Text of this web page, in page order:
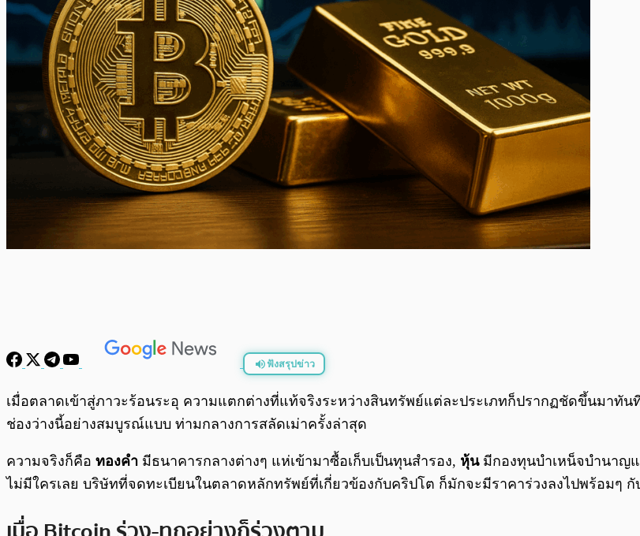
ฟังสรุปข่าว
พร้อมเล่น
เมื่อตลาดเข้าสู่ภาวะร้อนระอุ ความแตกต่างที่แท้จริงระหว่างสินทรัพย์แต่ละประเภทก็ปรากฏชัดขึ้นมาทัน
ช่องว่างนี้อย่างสมบูรณ์แบบ ท่ามกลางการสลัดเม่าครั้งล่าสุด
ความจริงก็คือ ทองคำ มีธนาคารกลางต่างๆ แห่เข้ามาซื้อเก็บเป็นทุนสำรอง, หุ้นมีกองทุนบำเหน็จบำนาญ
ไม่มีใครเลย บริษัทที่จดทะเบียนในตลาดหลักทรัพย์ที่เกี่ยวข้องกับคริปโต ก็มักจะมีราคาร่วงลงไปพร้อมๆ กั